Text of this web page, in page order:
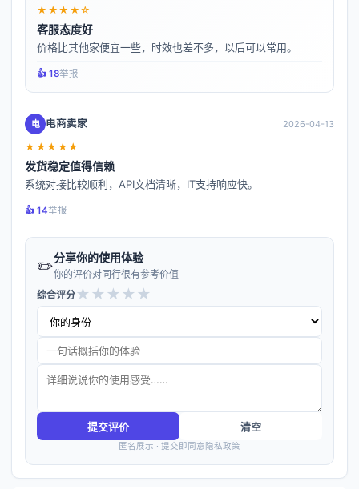
★★★★☆
客服态度好
价格比其他家便宜一些，时效也差不多，以后可以常用。
👍️ 18举报
电 电商卖家 2026-04-13
★★★★★
发货稳定值得信赖
系统对接比较顺利，API文档清晰，IT支持响应快。
👍️ 14举报
✏️分享你的使用体验
你的评价对同行很有参考价值
综合评分★ ★ ★ ★ ★
提交评价 清空
匿名展示 · 提交即同意隐私政策